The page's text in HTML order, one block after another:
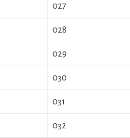
027
028
029
030
031
032